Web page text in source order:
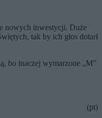
nowych inwestycji. Duże
tak by ich głos dotarł
bo inaczej wymarzone „M”
(pt)